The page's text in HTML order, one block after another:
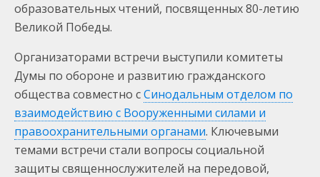
образовательных чтений, посвященных 80-летию
Великой Победы.
Организаторами встречи выступили комитеты
Думы по обороне и развитию гражданского
общества совместно сСинодальным отделом по
взаимодействию с Вооруженными силами и
правоохранительными органами. Ключевыми
темами встречи стали вопросы социальной
защиты священнослужителей на передовой,